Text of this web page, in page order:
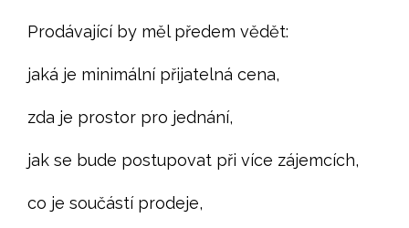
Prodávající by měl předem vědět:
jaká je minimální přijatelná cena,
zda je prostor pro jednání,
jak se bude postupovat při více zájemcích,
co je součástí prodeje,